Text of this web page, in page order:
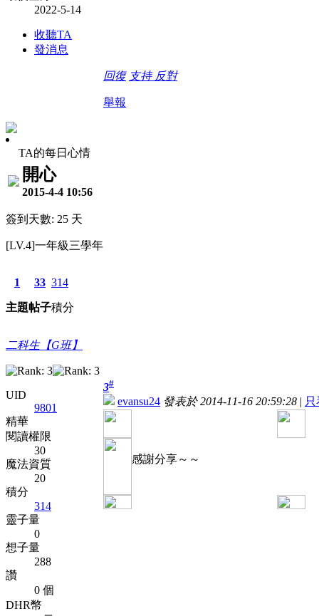
2022-5-14
收聽TA
發消息
回復 支持 反對
舉報
TA的每日心情
開心
2015-4-4 10:56
簽到天數: 25 天
[LV.4]一年級三學年
1
主題
33
帖子
314
積分
二科生【G班】
UID
9801
精華
閱讀權限
30
魔法資質
20
積分
314
靈子量
0
想子量
288
讚
0 個
DHR幣
3#
evansu24 發表於 2014-11-16 20:59:28 |
感謝分享～～